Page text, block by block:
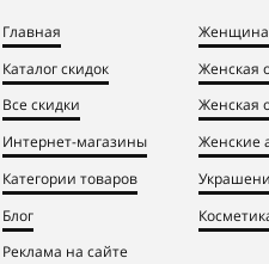
Главная
Каталог скидок
Все скидки
Интернет-магазины
Категории товаров
Блог
Реклама на сайте
Женская
Женская
Женские